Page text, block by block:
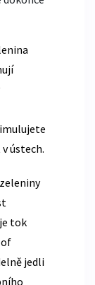
ústech.
tok
of
jedli